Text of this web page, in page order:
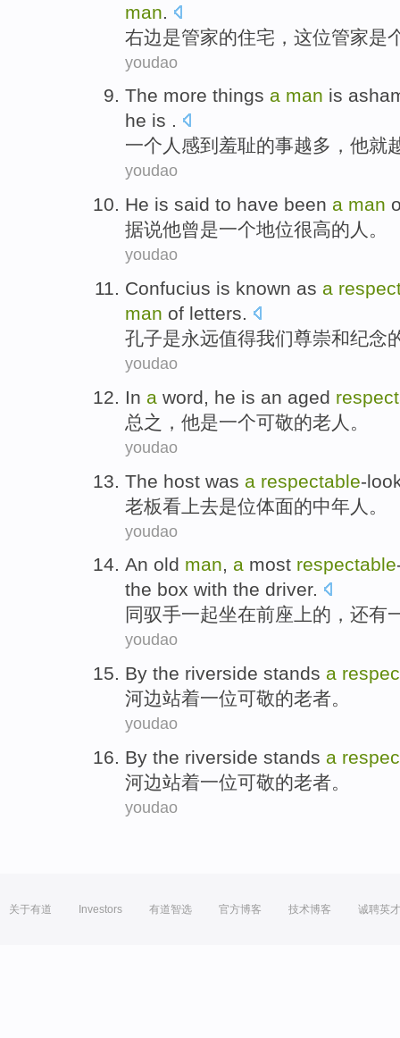
man
右边是管家的住宅 ，这位管家是
youdao
The more things a man is
he is .
一个 人 感到 羞耻的事越多 ， 他就
youdao
He is said to have been a man
据说他曾是一个地位很高的 人 。
youdao
Confucius is known as a
man of letters.
孔子是永远值得我们尊崇和纪念
youdao
In a word, he is an aged
总之 ， 他是一个可敬的老人 。
youdao
The host was a respectable-
老板看上去是位体面的中年人。
youdao
An old man, a most respectable
the box with the driver.
同驭手一起坐在前座 上的 ，还有
youdao
By the riverside stands a
河边站着一位可敬的老者。
youdao
By the riverside stands a
河边站着一位可敬的老者。
youdao
关于有道 Investors 有道智选 官方博客 技术博客 诚聘英才